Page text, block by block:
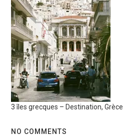
3 îles grecques – Destination, Grèce
NO COMMENTS